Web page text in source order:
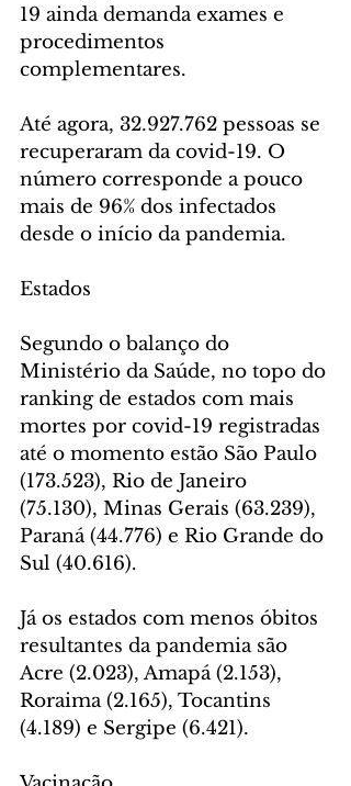
19 ainda demanda exames e
procedimentos
complementares.
Até agora, 32.927.762 pessoas se
recuperaram da covid-19. O
número corresponde a pouco
mais de 96% dos infectados
desde o início da pandemia.
Estados
Segundo o balanço do
Ministério da Saúde, no topo do
ranking de estados com mais
mortes por covid-19 registradas
até o momento estão São Paulo
(173.523), Rio de Janeiro
(75.130), Minas Gerais (63.239),
Paraná (44.776) e Rio Grande do
Sul (40.616).
Já os estados com menos óbitos
resultantes da pandemia são
Acre (2.023), Amapá (2.153),
Roraima (2.165), Tocantins
(4.189) e Sergipe (6.421).